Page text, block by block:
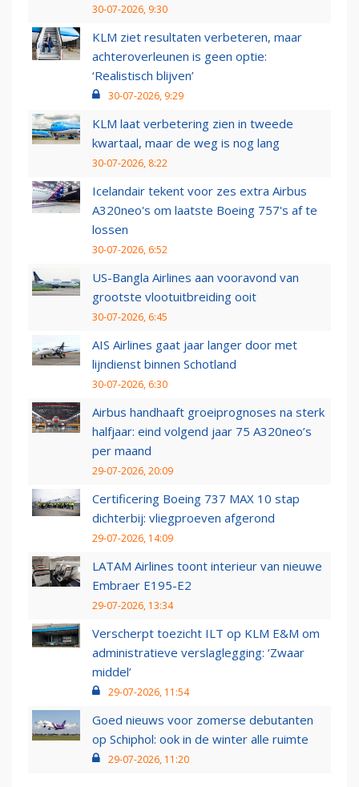
30-07-2026, 9:30
KLM ziet resultaten verbeteren, maar
achteroverleunen is geen optie:
‘Realistisch blijven’
30-07-2026, 9:29
KLM laat verbetering zien in tweede
kwartaal, maar de weg is nog lang
30-07-2026, 8:22
Icelandair tekent voor zes extra Airbus
A320neo's om laatste Boeing 757's af te
lossen
30-07-2026, 6:52
US-Bangla Airlines aan vooravond van
grootste vlootuitbreiding ooit
30-07-2026, 6:45
AIS Airlines gaat jaar langer door met
lijndienst binnen Schotland
30-07-2026, 6:30
Airbus handhaaft groeiprognoses na sterk
halfjaar: eind volgend jaar 75 A320neo’s
per maand
29-07-2026, 20:09
Certificering Boeing 737 MAX 10 stap
dichterbij: vliegproeven afgerond
29-07-2026, 14:09
LATAM Airlines toont interieur van nieuwe
Embraer E195-E2
29-07-2026, 13:34
Verscherpt toezicht ILT op KLM E&M om
administratieve verslaglegging: ‘Zwaar
middel’
29-07-2026, 11:54
Goed nieuws voor zomerse debutanten
op Schiphol: ook in de winter alle ruimte
29-07-2026, 11:20